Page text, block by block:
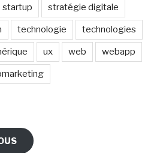
startup stratégie digitale
technologie technologies
ux web webapp